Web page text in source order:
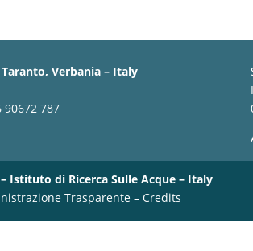
Taranto, Verbania – Italy
90672 787
Istituto di Ricerca Sulle Acque – Italy
Trasparente –Credits